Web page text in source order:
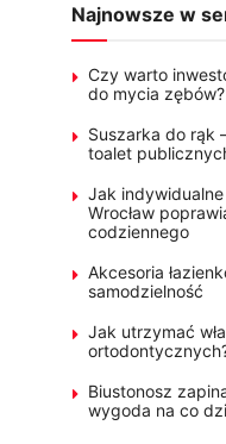
Najnowsze w
Czy warto
do mycia
Suszarka do rąk
toalet
Jak
Wrocław
codziennego
Akcesoria
samodzielność
Jak utrzymać
Biustonosz
wygoda na co